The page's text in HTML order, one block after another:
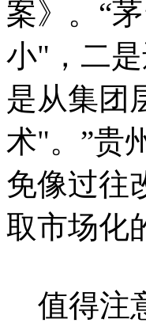
案》。“
小"，二
是从集团
术"。”贵
免像过往
取市场化
值得注